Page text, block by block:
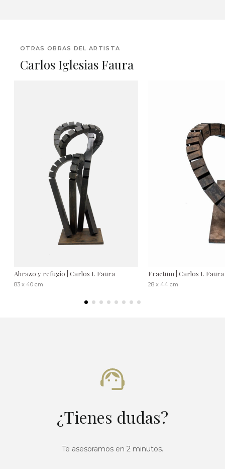
OTRAS OBRAS DEL ARTISTA
Carlos Iglesias Faura
Abrazo y refugio | Carlos I. Faura
83 x 40 cm
Fractum | Carlos I. Faura
28 x 44 cm
¿Tienes dudas?
Te asesoramos en 2 minutos.